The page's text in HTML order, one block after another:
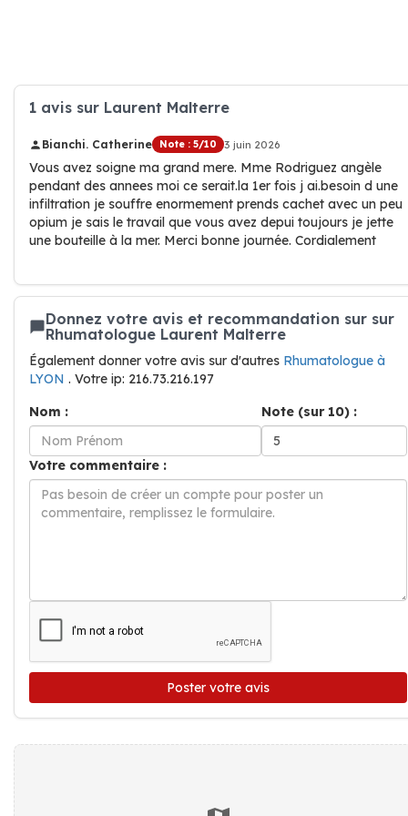
1 avis sur Laurent Malterre
Bianchi. Catherine Note : 5/10 3 juin 2026
Vous avez soigne ma grand mere. Mme Rodriguez angèle
pendant des annees moi ce serait.la 1er fois j ai.besoin d une
infiltration je souffre enormement prends cachet avec un peu
opium je sais le travail que vous avez depui toujours je jette
une bouteille à la mer. Merci bonne journée. Cordialement
Donnez votre avis et recommandation sur sur
Rhumatologue Laurent Malterre
Également donner votre avis sur d'autres Rhumatologue à
LYON . Votre ip: 216.73.216.197
Nom :
Note (sur 10) :
Votre commentaire :
Poster votre avis